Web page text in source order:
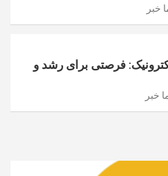
خبر
فرصتی برای رشد و
خبر